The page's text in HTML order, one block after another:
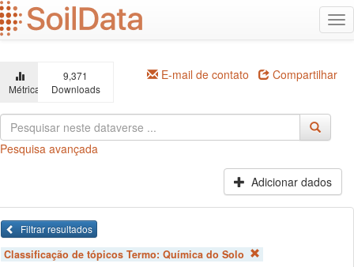
Ir
para
o
principal
Métricas
9,371
Downloads
E-mail de contato Compartilhar
Pesquisa avançada
Adicionar dados
Filtrar resultados
Classificação de tópicos Termo: Química do Solo